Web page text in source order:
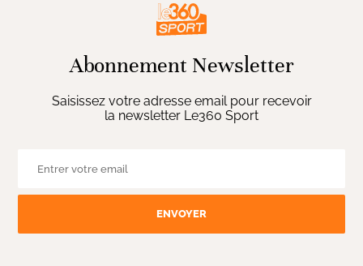
Abonnement Newsletter
Saisissez votre adresse email pour recevoir
la newsletter Le360 Sport
ENVOYER